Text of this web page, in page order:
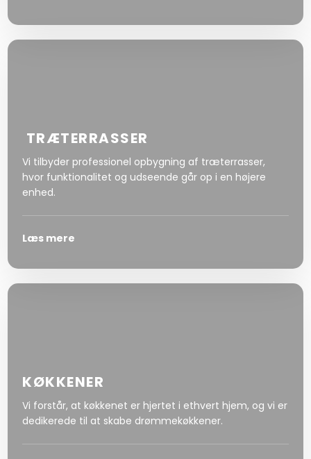
TRÆTERRASSER
Vi tilbyder professionel opbygning af træterrasser,
hvor funktionalitet og udseende går op i en højere
enhed.
Læs mere
KØKKENER
Vi forstår, at køkkenet er hjertet i ethvert hjem, og vi er
dedikerede til at skabe drømmekøkkener.